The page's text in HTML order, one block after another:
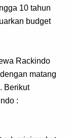
10 tahun
budget
Rackindo
matang
Berikut
: